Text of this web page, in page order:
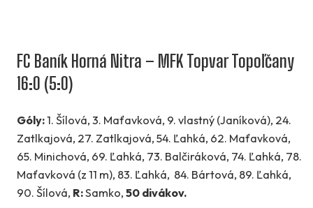
FC Baník Horná Nitra – MFK Topvar Topoľčany
16:0 (5:0)
Góly:1. Šílová, 3. Maťavková, 9. vlastný (Janíková), 24.
Zatlkajová, 27. Zatlkajová, 54. Ľahká, 62. Maťavková,
65. Minichová, 69. Ľahká, 73. Balčiráková, 74. Ľahká, 78.
Maťavková (z 11 m), 83. Ľahká, 84. Bártová, 89. Ľahká,
90. Šílová, R:Samko, 50 divákov.